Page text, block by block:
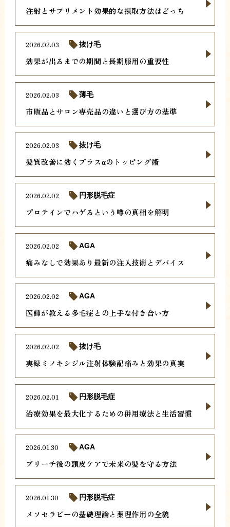
注射とサプリメント効果的な摂取方法はどっち
効果が出るまでの期間と長期服用の重要性
2026.02.03 抜け毛
市販品とサロン専売品の違いと選び方の基準
2026.02.03 薄毛
髪質改善に効くプラスαのトッピング術
2026.02.03 抜け毛
プロテインでハゲるという噂の真相を解明
2026.02.02 円形脱毛症
痛みなしで効果あり最新の注入技術とデバイス
2026.02.02 AGA
医師が教える多毛症との上手な付き合い方
2026.02.02 AGA
実録ミノキシジル注射体験記痛みと効果の真実
2026.02.02 抜け毛
治療効果を最大化するための併用療法と生活習慣
2026.02.01 円形脱毛症
ブリーチ後の頭皮ケアで未来の髪を守る方法
2026.01.30 AGA
メソセラピーの基礎理論と薬理作用の全貌
2026.01.30 円形脱毛症